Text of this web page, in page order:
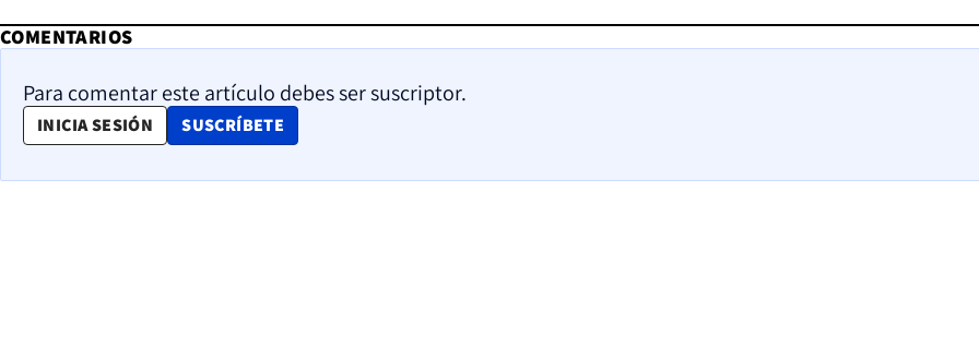
COMENTARIOS
Para comentar este artículo debes ser suscriptor.
INICIA SESIÓN SUSCRÍBETE
OPENS IN NEW WINDOW